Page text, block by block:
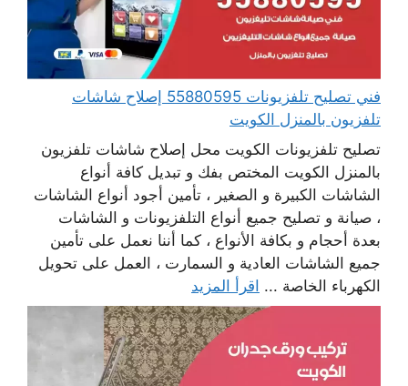
فني تصليح تلفزيونات 55880595 إصلاح شاشات
تلفزيون بالمنزل الكويت
تصليح تلفزيونات الكويت محل إصلاح شاشات تلفزيون
بالمنزل الكويت المختص بفك و تبديل كافة أنواع
الشاشات الكبيرة و الصغير ، تأمين أجود أنواع الشاشات
، صيانة و تصليح جميع أنواع التلفزيونات و الشاشات
بعدة أحجام و بكافة الأنواع ، كما أننا نعمل على تأمين
جميع الشاشات العادية و السمارت ، العمل على تحويل
الكهرباء الخاصة ... اقرأ المزيد